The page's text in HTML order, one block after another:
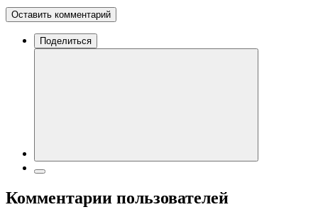
Оставить комментарий
Поделиться
Комментарии пользователей